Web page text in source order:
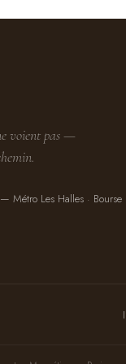
voient pas —
Métro Les Halles · Bourse